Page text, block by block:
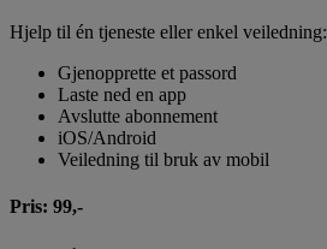
Hjelp til én tjeneste eller enkel veiledning:
Gjenopprette et passord
Laste ned en app
Avslutte abonnement
iOS/Android
Veiledning til bruk av mobil
Pris: 99,-